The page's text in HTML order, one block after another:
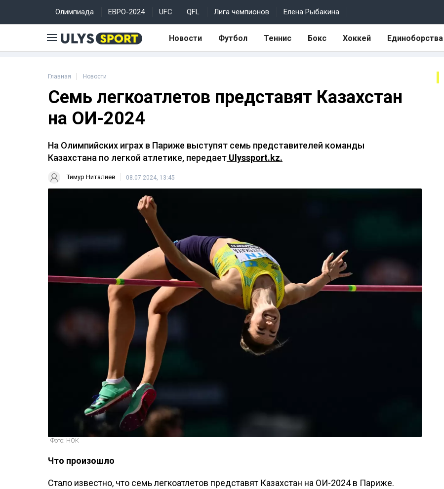
Олимпиада ЕВРО-2024 UFC QFL Лига чемпионов Елена Рыбакина
Новости Футбол Теннис Бокс Хоккей Единоборства
Главная Новости
Семь легкоатлетов представят Казахстан
на ОИ-2024
На Олимпийских играх в Париже выступят семь представителей команды
Казахстана по легкой атлетике, передает Ulyssport.kz.
Тимур Ниталиев 08.07.2024, 13:45
Фото: НОК
Что произошло
Стало известно, что семь легкоатлетов представят Казахстан на ОИ-2024 в Париже.